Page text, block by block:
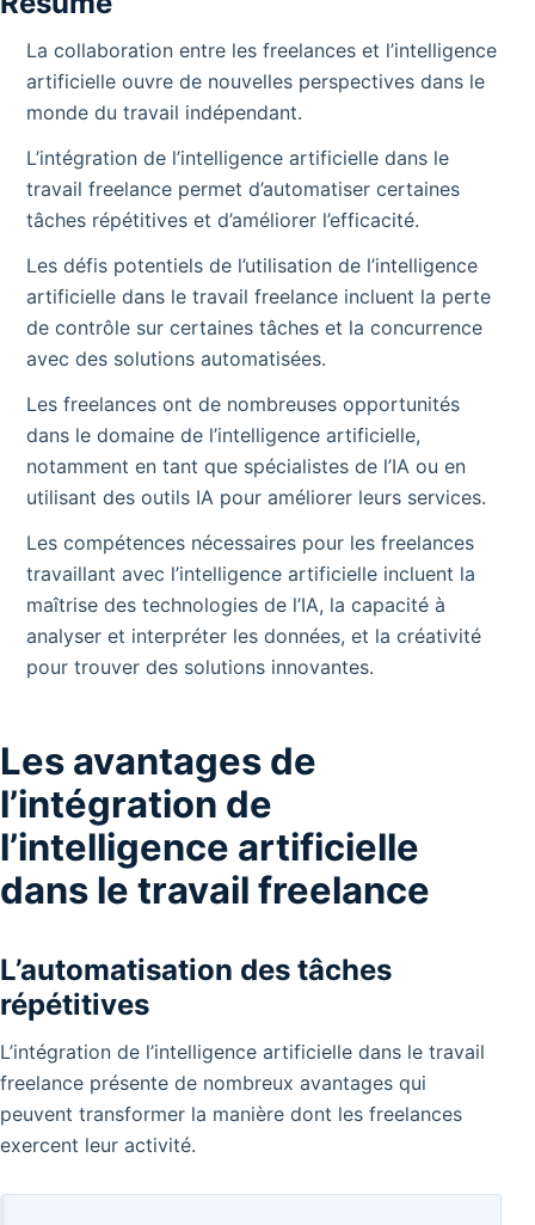
La collaboration entre les freelances et l’intelligence
artificielle ouvre de nouvelles perspectives dans le
monde du travail indépendant.
L’intégration de l’intelligence artificielle dans le
travail freelance permet d’automatiser certaines
tâches répétitives et d’améliorer l’efficacité.
Les défis potentiels de l’utilisation de l’intelligence
artificielle dans le travail freelance incluent la perte
de contrôle sur certaines tâches et la concurrence
avec des solutions automatisées.
Les freelances ont de nombreuses opportunités
dans le domaine de l’intelligence artificielle,
notamment en tant que spécialistes de l’IA ou en
utilisant des outils IA pour améliorer leurs services.
Les compétences nécessaires pour les freelances
travaillant avec l’intelligence artificielle incluent la
maîtrise des technologies de l’IA, la capacité à
analyser et interpréter les données, et la créativité
pour trouver des solutions innovantes.
Les avantages de
l’intégration de
l’intelligence artificielle
dans le travail freelance
L’automatisation des tâches
répétitives
L’intégration de l’intelligence artificielle dans le travail
freelance présente de nombreux avantages qui
peuvent transformer la manière dont les freelances
exercent leur activité.